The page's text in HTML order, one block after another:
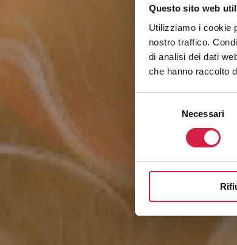
Questo sito web
Utilizziamo i cookie
nostro traffico.
di analisi dei dati
che hanno raccolto
Necessari